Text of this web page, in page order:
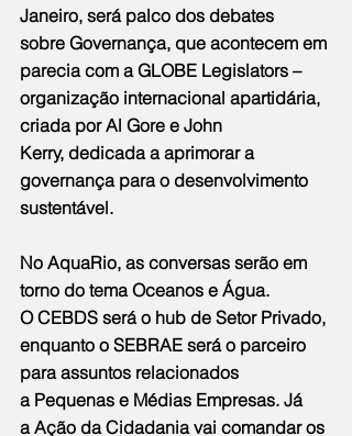
Janeiro, será palco dos debates
sobre Governança, que acontecem em
parecia com a GLOBE Legislators –
organização internacional apartidária,
criada por Al Gore e John
Kerry, dedicada a aprimorar a
governança para o desenvolvimento
sustentável.
No AquaRio, as conversas serão em
torno do tema Oceanos e Água.
O CEBDS será o hub de Setor Privado,
enquanto o SEBRAE será o parceiro
para assuntos relacionados
a Pequenas e Médias Empresas. Já
a Ação da Cidadania vai comandar os